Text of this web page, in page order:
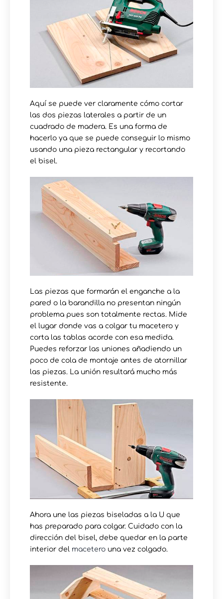
Aquí se puede ver claramente cómo cortar
las dos piezas laterales a partir de un
cuadrado de madera. Es una forma de
hacerlo ya que se puede conseguir lo mismo
usando una pieza rectangular y recortando
el bisel.
Las piezas que formarán el enganche a la
pared o la barandilla no presentan ningún
problema pues son totalmente rectas. Mide
el lugar donde vas a colgar tu macetero y
corta las tablas acorde con esa medida.
Puedes reforzar las uniones añadiendo un
poco de cola de montaje antes de atornillar
las piezas. La unión resultará mucho más
resistente.
Ahora une las piezas biseladas a la U que
has preparado para colgar. Cuidado con la
dirección del bisel, debe quedar en la parte
interior del macetero una vez colgado.